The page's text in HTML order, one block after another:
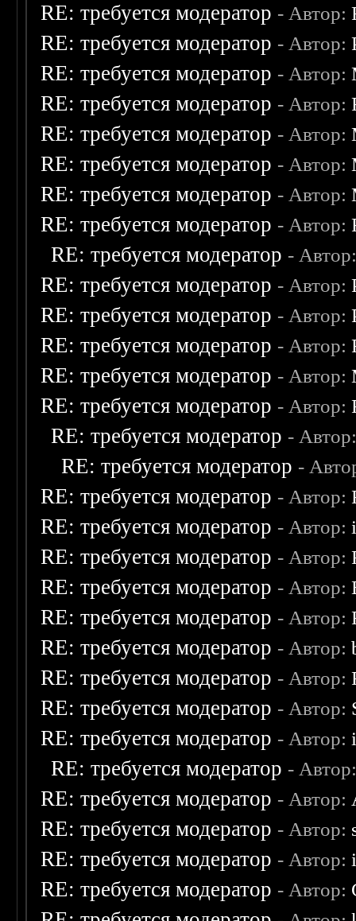
RE: требуется модератор - Автор:
RE: требуется модератор - Автор:
RE: требуется модератор - Автор:
RE: требуется модератор - Автор:
RE: требуется модератор - Автор:
RE: требуется модератор - Автор:
RE: требуется модератор - Автор:
RE: требуется модератор - Автор:
RE: требуется модератор -
RE: требуется модератор - Автор:
RE: требуется модератор - Автор:
RE: требуется модератор - Автор:
RE: требуется модератор - Автор:
RE: требуется модератор - Автор:
RE: требуется модератор -
RE: требуется модератор -
RE: требуется модератор - Автор:
RE: требуется модератор - Автор:
RE: требуется модератор - Автор:
RE: требуется модератор - Автор:
RE: требуется модератор - Автор:
RE: требуется модератор - Автор:
RE: требуется модератор - Автор:
RE: требуется модератор - Автор:
RE: требуется модератор - Автор:
RE: требуется модератор -
RE: требуется модератор - Автор:
RE: требуется модератор - Автор:
RE: требуется модератор - Автор:
RE: требуется модератор - Автор: